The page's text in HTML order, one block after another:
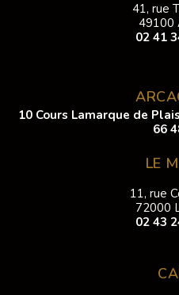
41, rue
49100
02 41
10 Cours Lamarque de
66
LE
11, rue
72000
02 43